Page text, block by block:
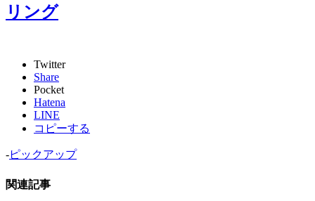
リング
Twitter
Share
Pocket
Hatena
LINE
コピーする
-ピックアップ
関連記事